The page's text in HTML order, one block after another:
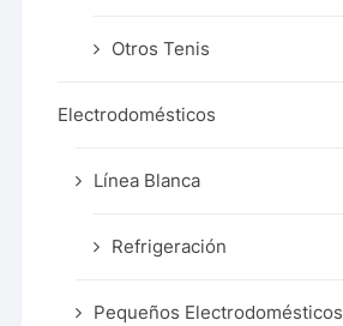
Otros Tenis
Electrodomésticos
Línea Blanca
Refrigeración
Pequeños Electrodomésticos